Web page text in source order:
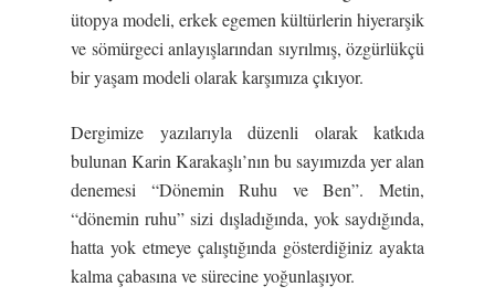
ütopya modeli, erkek egemen kültürlerin hiyerarşik
ve sömürgeci anlayışlarından sıyrılmış, özgürlükçü
bir yaşam modeli olarak karşımıza çıkıyor.
Dergimize yazılarıyla düzenli olarak katkıda
bulunan Karin Karakaşlı’nın bu sayımızda yer alan
denemesi “Dönemin Ruhu ve Ben”. Metin,
“dönemin ruhu” sizi dışladığında, yok saydığında,
hatta yok etmeye çalıştığında gösterdiğiniz ayakta
kalma çabasına ve sürecine yoğunlaşıyor.